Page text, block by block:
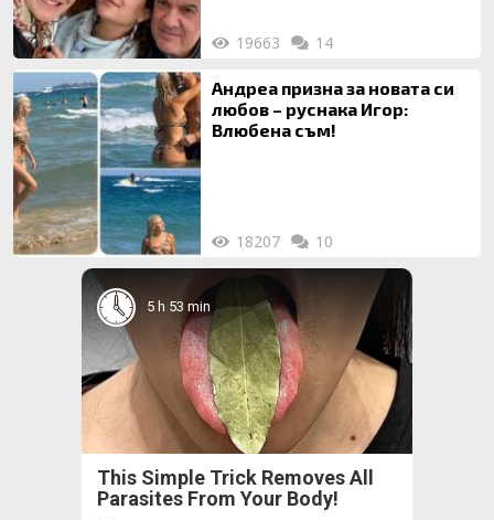
19663 14
Андреа призна за новата си
любов – руснака Игор:
Влюбена съм!
18207 10
5 h 53 min
This Simple Trick Removes All
Parasites From Your Body!